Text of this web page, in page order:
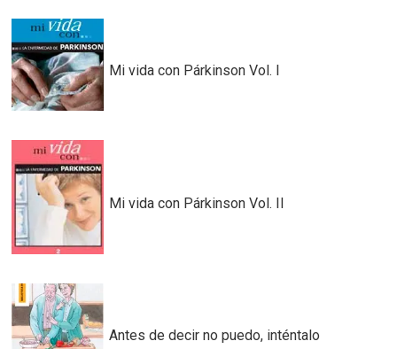
Mi vida con Párkinson Vol. I
Mi vida con Párkinson Vol. II
Antes de decir no puedo, inténtalo